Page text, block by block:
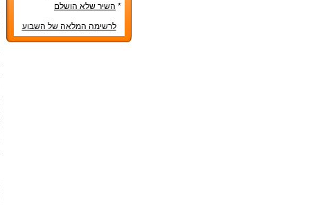
* השיר שלא הושלם
לרשימה המלאה של השבוע